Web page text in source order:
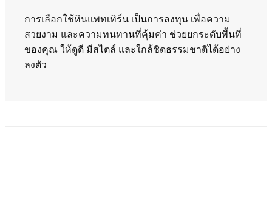
การเลือกใช้หินแพทเทิร์น เป็นการลงทุน เพื่อความ
สวยงาม และความทนทานที่คุ้มค่า ช่วยยกระดับพื้นที่
ของคุณ ให้ดูดี มีสไตล์ และใกล้ชิดธรรมชาติได้อย่าง
ลงตัว